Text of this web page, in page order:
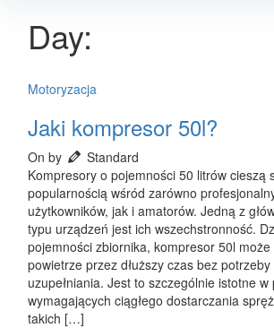
Day:
Motoryzacja
Jaki kompresor 50l?
On by
Standard
Kompresory o pojemności 50 litrów cieszą
popularnością wśród zarówno
użytkowników, jak i amatorów. Jedną z
typu urządzeń jest ich wszechstronność.
pojemności zbiornika, kompresor 50l
powietrze przez dłuższy czas bez
uzupełniania. Jest to szczególnie istotne
wymagających ciągłego dostarczania
takich […]